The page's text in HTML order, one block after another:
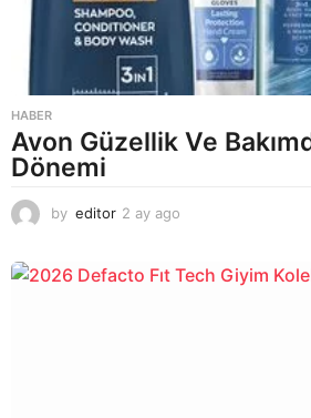
HABER
Avon Güzellik Ve
Dönemi
by editor 2 ay ago
a